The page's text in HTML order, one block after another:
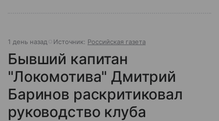
1 день назад Источник: Российская газета
Бывший капитан
"Локомотива" Дмитрий
Баринов раскритиковал
руководство клуба